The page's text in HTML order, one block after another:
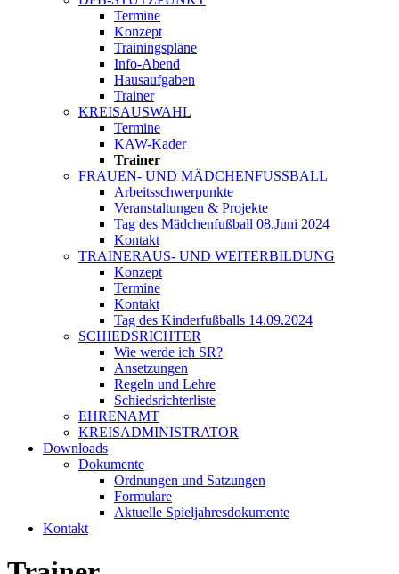
Termine
Konzept
Trainingspläne
Info-Abend
Hausaufgaben
Trainer
KREISAUSWAHL
Termine
KAW-Kader
Trainer
FRAUEN- UND MÄDCHENFUSSBALL
Arbeitsschwerpunkte
Veranstaltungen & Projekte
Tag des Mädchenfußball 08.Juni 2024
Kontakt
TRAINERAUS- UND WEITERBILDUNG
Konzept
Termine
Kontakt
Tag des Kinderfußballs 14.09.2024
SCHIEDSRICHTER
Wie werde ich SR?
Ansetzungen
Regeln und Lehre
Schiedsrichterliste
EHRENAMT
KREISADMINISTRATOR
Downloads
Dokumente
Ordnungen und Satzungen
Formulare
Aktuelle Spieljahresdokumente
Kontakt